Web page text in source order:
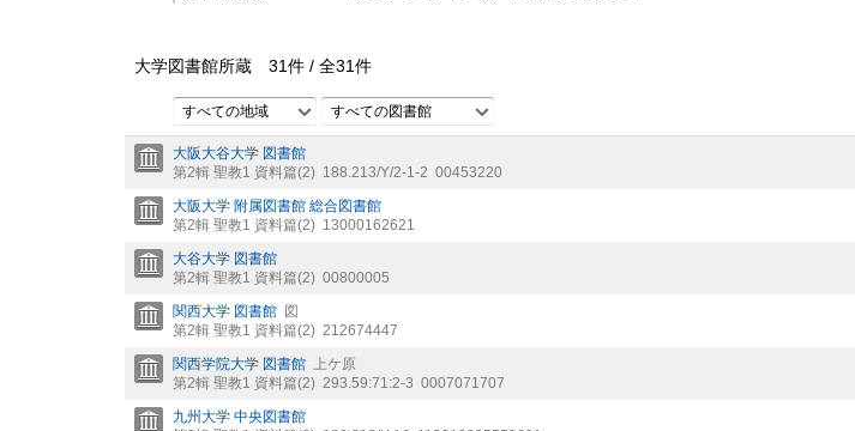
大学図書館所蔵 31件 / 全31件
すべての地域 すべての図書館
大阪大谷大学 図書館
第2輯 聖教1 資料篇(2) 188.213/Y/2-1-2 00453220
大阪大学 附属図書館 総合図書館
第2輯 聖教1 資料篇(2) 13000162621
大谷大学 図書館
第2輯 聖教1 資料篇(2) 00800005
関西大学 図書館 図
第2輯 聖教1 資料篇(2) 212674447
関西学院大学 図書館 上ケ原
第2輯 聖教1 資料篇(2) 293.59:71:2-3 0007071707
九州大学 中央図書館